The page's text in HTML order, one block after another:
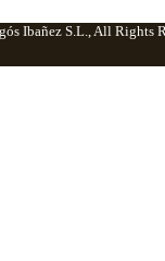
Ibañez S.L., All Rights